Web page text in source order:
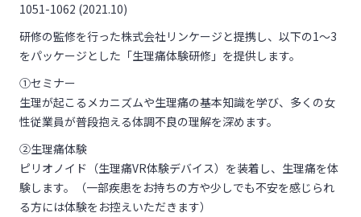
1051-1062 (2021.10)
研修の監修を行った株式会社リンケージと提携し、以下の1～3
をパッケージとした「生理痛体験研修」を提供します。
①セミナー
生理が起こるメカニズムや生理痛の基本知識を学び、多くの女
性従業員が普段抱える体調不良の理解を深めます。
②生理痛体験
ピリオノイド（生理痛VR体験デバイス）を装着し、生理痛を体
験します。（一部疾患をお持ちの方や少しでも不安を感じられ
る方には体験をお控えいただきます）